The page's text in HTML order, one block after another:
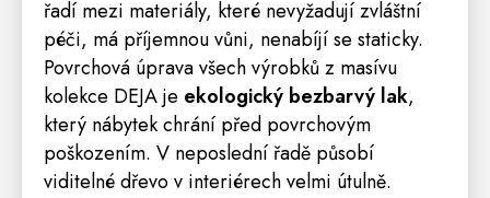
řadí mezi materiály, které nevyžadují zvláštní
péči, má příjemnou vůni, nenabíjí se staticky.
Povrchová úprava všech výrobků z masívu
kolekce DEJAje ekologický bezbarvý lak,
který nábytek chrání před povrchovým
poškozením. V neposlední řadě působí
viditelné dřevo v interiérech velmi útulně.